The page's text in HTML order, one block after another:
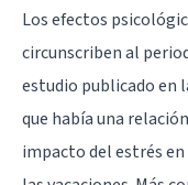
Los efectos
circunscriben al
estudio publicado en
que había una
impacto del estrés en